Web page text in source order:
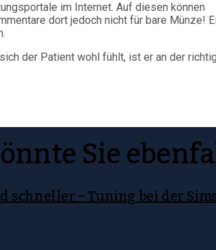
im Internet. Auf diesen können
dort jedoch nicht für bare Münze!
der Patient wohl fühlt, ist er an der
schneller – Tuning bei der
Sie